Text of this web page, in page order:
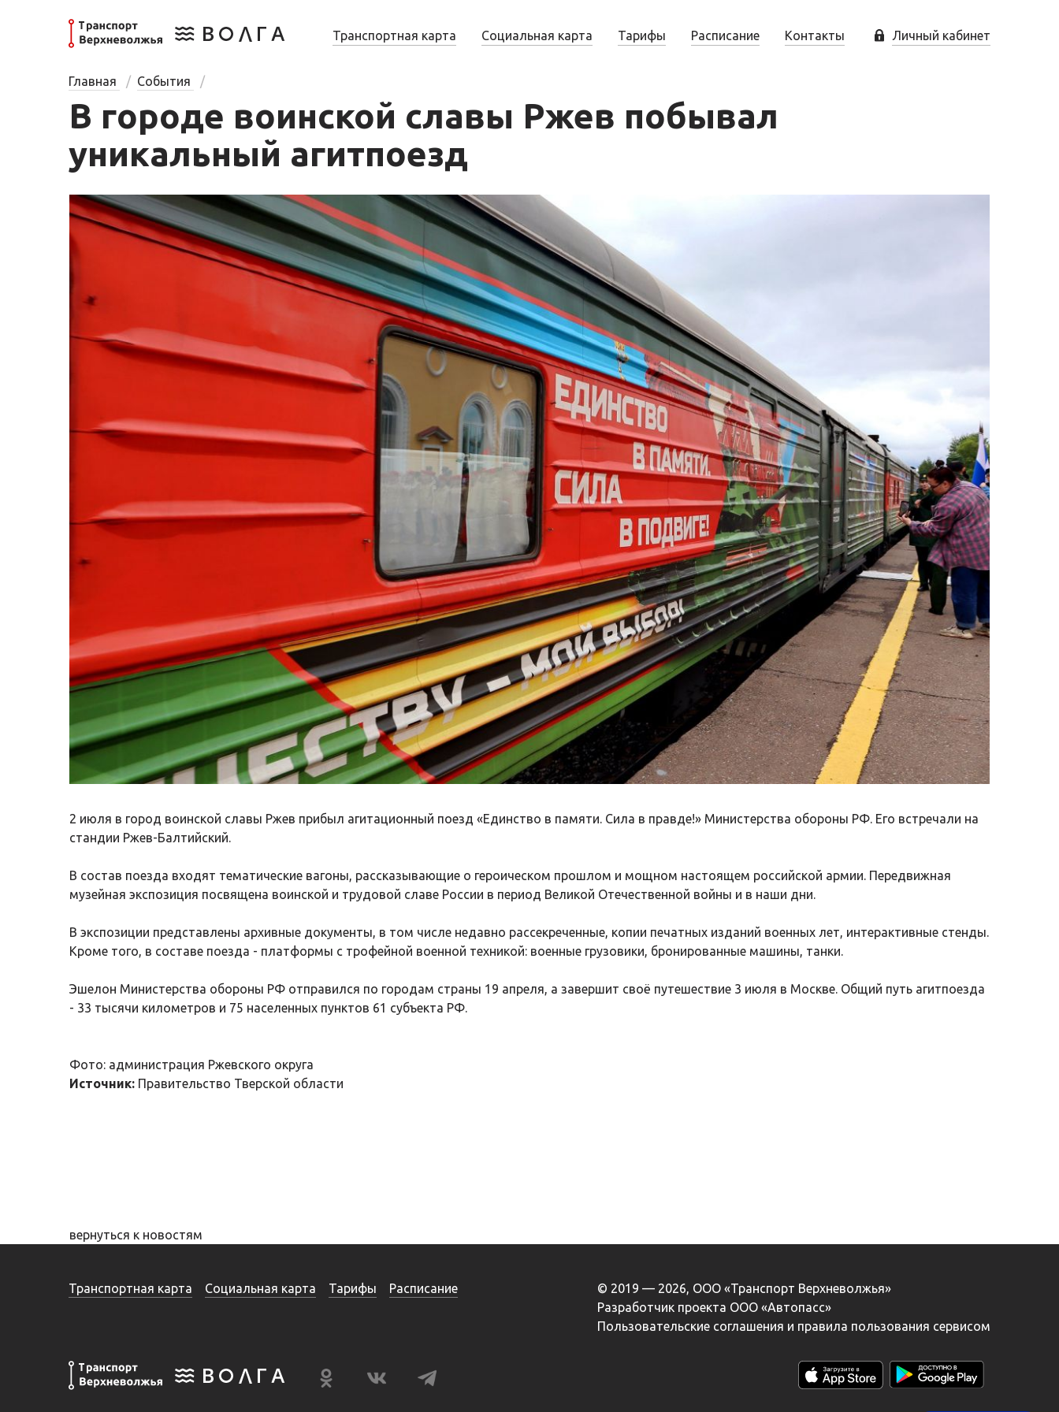
Транспортная карта Социальная карта Тарифы Расписание Контакты Личный кабинет
Главная События
В городе воинской славы Ржев побывал
уникальный агитпоезд
2 июля в город воинской славы Ржев прибыл агитационный поезд «Единство в памяти. Сила в правде!» Министерства обороны РФ. Его встречали на
стандии Ржев-Балтийский.
В состав поезда входят тематические вагоны, рассказывающие о героическом прошлом и мощном настоящем российской армии. Передвижная
музейная экспозиция посвящена воинской и трудовой славе России в период Великой Отечественной войны и в наши дни.
В экспозиции представлены архивные документы, в том числе недавно рассекреченные, копии печатных изданий военных лет, интерактивные стенды.
Кроме того, в составе поезда - платформы с трофейной военной техникой: военные грузовики, бронированные машины, танки.
Эшелон Министерства обороны РФ отправился по городам страны 19 апреля, а завершит своё путешествие 3 июля в Москве. Общий путь агитпоезда
- 33 тысячи километров и 75 населенных пунктов 61 субъекта РФ.
Фото: администрация Ржевского округа
Источник: Правительство Тверской области
вернуться к новостям
Транспортная карта Социальная карта Тарифы Расписание
© 2019 — 2026, ООО «Транспорт Верхневолжья»
Разработчик проекта ООО «Автопасс»
Пользовательские соглашения и правила пользования сервисом